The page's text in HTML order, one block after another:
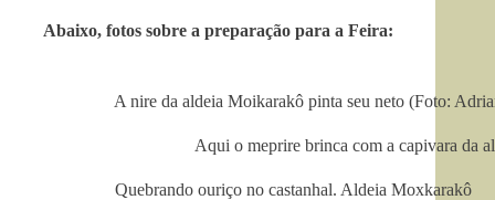
Abaixo, fotos sobre a preparação para a Feira:
A nire da aldeia Moikarakô pinta seu neto (Foto:
Aqui o meprire brinca com a capivara da
Quebrando ouriço no castanhal. Aldeia Moxkarakô